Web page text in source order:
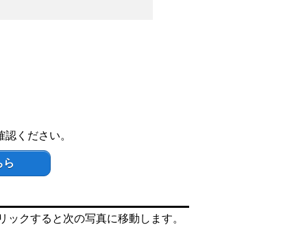
ください。
ら
クすると次の写真に移動します。